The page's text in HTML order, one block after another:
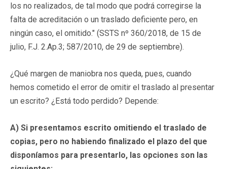
los no realizados, de tal modo que podrá corregirse la
falta de acreditación o un traslado deficiente pero, en
ningún caso, el omitido." (SSTS nº 360/2018, de 15 de
julio, F.J. 2.Ap.3; 587/2010, de 29 de septiembre).
¿Qué margen de maniobra nos queda, pues, cuando
hemos cometido el error de omitir el traslado al presentar
un escrito? ¿Está todo perdido? Depende:
A) Si presentamos escrito omitiendo el traslado de
copias, pero no habiendo finalizado el plazo del que
disponíamos para presentarlo, las opciones son las